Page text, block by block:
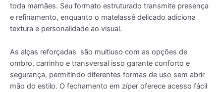
toda mamães. Seu formato estruturado transmite presença
e refinamento, enquanto o matelassê delicado adiciona
textura e personalidade ao visual.
As alças reforçadas são multiuso com as opções de
ombro, carrinho e transversal isso garante conforto e
segurança, permitindo diferentes formas de uso sem abrir
mão do estilo. O fechamento em zíper oferece acesso fácil